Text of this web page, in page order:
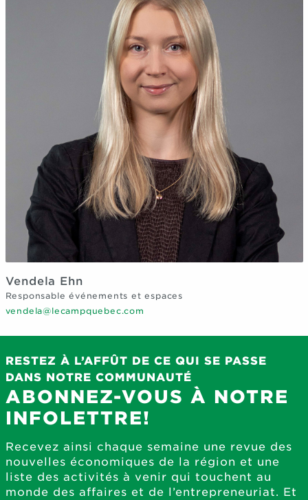
Vendela Ehn
Responsable événements et espaces
vendela@lecampquebec.com
RESTEZ À L’AFFÛT DE CE QUI SE PASSE
DANS NOTRE COMMUNAUTÉ
ABONNEZ-VOUS À NOTRE
INFOLETTRE!
Recevez ainsi chaque semaine une revue des
nouvelles économiques de la région et une
liste des activités à venir qui touchent au
monde des affaires et de l’entrepreneuriat. Et